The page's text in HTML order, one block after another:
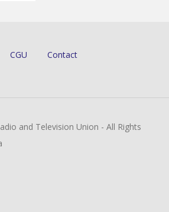
CGU Contact
and Television Union - All Rights